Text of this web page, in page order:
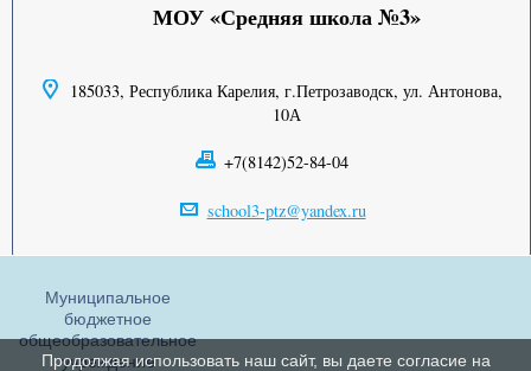
МОУ «Средняя школа №3»
185033, Республика Карелия, г.Петрозаводск, ул. Антонова,
10А
+7(8142)52-84-04
school3-ptz@yandex.ru
Муниципальное
бюджетное
общеобразовательное
учреждение
Продолжая использовать наш сайт, вы даете согласие на